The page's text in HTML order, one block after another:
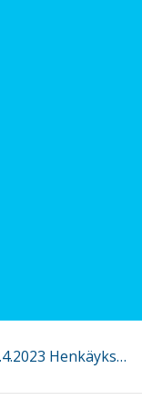
26.4.2023 Henkäyksiä itsellesi 3.jpg